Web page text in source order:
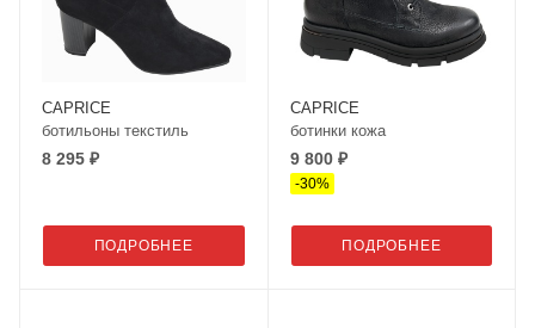
CAPRICE
ботильоны текстиль
8 295 ₽
ПОДРОБНЕЕ
CAPRICE
ботинки кожа
9 800 ₽
-30%
ПОДРОБНЕЕ